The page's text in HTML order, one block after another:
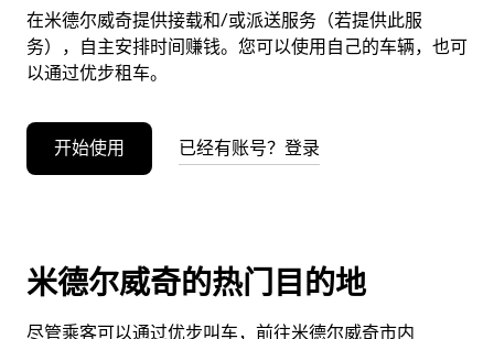
在米德尔威奇提供接载和/或派送服务（若提供此服
务），自主安排时间赚钱。您可以使用自己的车辆，也可
以通过优步租车。
开始使用 已经有账号？登录
米德尔威奇的热门目的地
尽管乘客可以通过优步叫车，前往米德尔威奇市内